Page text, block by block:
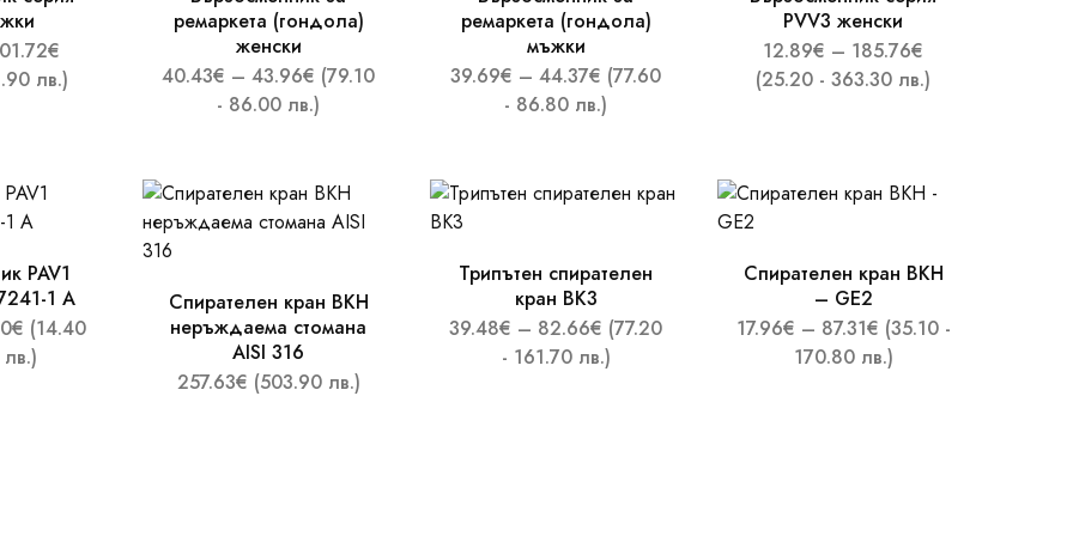
€
лв.)
ремаркета (гондола)
женски
40.43€ – 43.96€ (79.10
- 86.00 лв.)
ремаркета (гондола)
мъжки
39.69€ – 44.37€ (77.60
- 86.80 лв.)
PVV3 женски
12.89€ – 185.76€
(25.20 - 363.30 лв.)
PAV1
1 A
€ (14.40
Спирателен кран BKH
неръждаема стомана
AISI 316
257.63€ (503.90 лв.)
Трипътен спирателен
кран BK3
39.48€ – 82.66€ (77.20
- 161.70 лв.)
Спирателен кран ВКН
– GE2
17.96€ – 87.31€ (35.10 -
170.80 лв.)